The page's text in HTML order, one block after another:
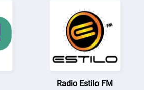
Radio Estilo FM